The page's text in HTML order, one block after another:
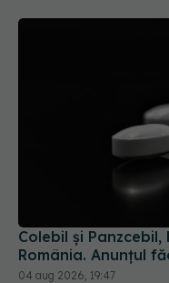
Colebil și
România. Anunțul
04 aug 2026, 19:47